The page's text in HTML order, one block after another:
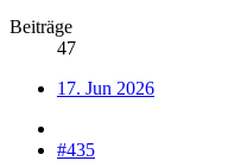
Beiträge
47
17. Jun 2026
#435